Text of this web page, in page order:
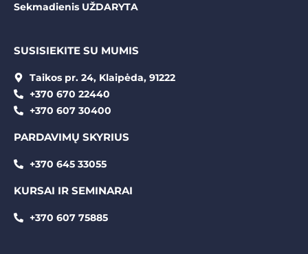
Sekmadienis UŽDARYTA
SUSISIEKITE SU MUMIS
Taikos pr. 24, Klaipėda, 91222
+370 670 22440
+370 607 30400
PARDAVIMŲ SKYRIUS
+370 645 33055
KURSAI IR SEMINARAI
+370 607 75885